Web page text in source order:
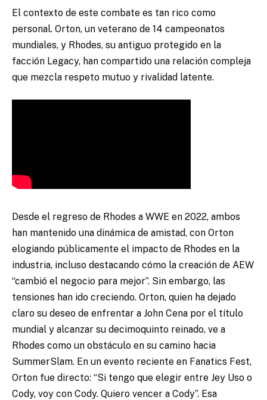
El contexto de este combate es tan rico como
personal. Orton, un veterano de 14 campeonatos
mundiales, y Rhodes, su antiguo protegido en la
facción Legacy, han compartido una relación compleja
que mezcla respeto mutuo y rivalidad latente.
Desde el regreso de Rhodes a WWE en 2022, ambos
han mantenido una dinámica de amistad, con Orton
elogiando públicamente el impacto de Rhodes en la
industria, incluso destacando cómo la creación de AEW
“cambió el negocio para mejor”. Sin embargo, las
tensiones han ido creciendo. Orton, quien ha dejado
claro su deseo de enfrentar a John Cena por el título
mundial y alcanzar su decimoquinto reinado, ve a
Rhodes como un obstáculo en su camino hacia
SummerSlam. En un evento reciente en Fanatics Fest,
Orton fue directo: “Si tengo que elegir entre Jey Uso o
Cody, voy con Cody. Quiero vencer a Cody”. Esa